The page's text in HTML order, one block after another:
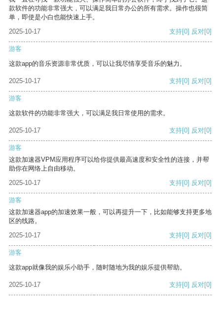
款软件的功能非常强大，可以满足我日常办公的所有需求。操作也很简
单，即使是小白也能快速上手。
2025-10-17
支持[0] 反对[0]
游客
这款app的音乐资源非常优质，可以让我尽情享受音乐的魅力。
2025-10-17 支持[0] 反对[0]
游客
这款软件的功能非常强大，可以满足我日常使用的需求。
2025-10-17 支持[0] 反对[0]
游客
这款加速器VPM应用程序可以给你提供最高速度和安全性的连接，并帮
助你在网络上自由移动。
2025-10-17
支持[0] 反对[0]
游客
这款加速器app的加速效果一般，可以再提升一下，比如能够支持更多地
区的线路。
2025-10-17
支持[0] 反对[0]
游客
这款app就像我的娱乐小助手，随时随地为我的娱乐提供帮助。
2025-10-17 支持[0] 反对[0]